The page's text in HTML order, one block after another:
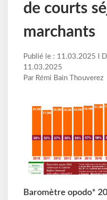
de courts
marchants
Publié le : 11.03.2025 I
11.03.2025
Par Rémi Bain Thouverez
Baromètre opodo*